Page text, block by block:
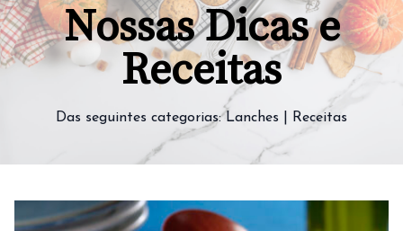
Nossas Dicas e
Receitas
Das seguintes categorias: Lanches Receitas